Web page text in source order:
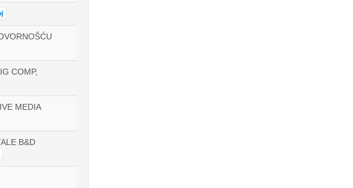
COMP,
MEDIA
B&D